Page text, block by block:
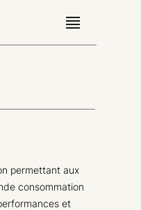
permettant aux
consommation
et